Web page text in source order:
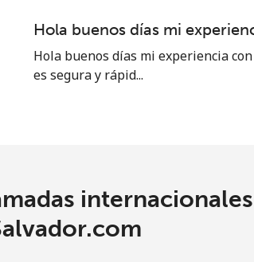
con
Hola buenos días mi
Hola buenos días mi experiencia
es segura y rápid...